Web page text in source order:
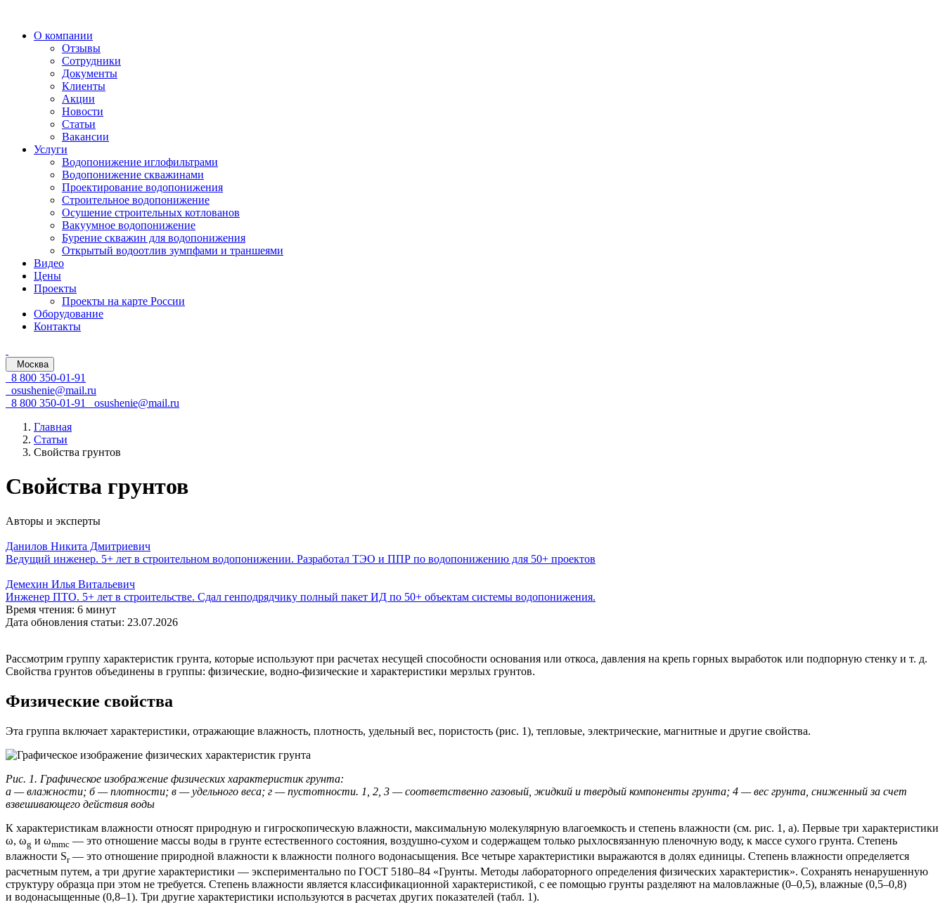
О компании
Отзывы
Сотрудники
Документы
Клиенты
Акции
Новости
Статьи
Вакансии
Услуги
Водопонижение иглофильтрами
Водопонижение скважинами
Проектирование водопонижения
Строительное водопонижение
Осушение строительных котлованов
Вакуумное водопонижение
Бурение скважин для водопонижения
Открытый водоотлив зумпфами и траншеями
Видео
Цены
Проекты
Проекты на карте России
Оборудование
Контакты
Москва
8 800 350-01-91
osushenie@mail.ru
8 800 350-01-91
osushenie@mail.ru
Главная
Статьи
Свойства грунтов
Свойства грунтов
Авторы и эксперты
Данилов Никита Дмитриевич
Ведущий инженер. 5+ лет в строительном водопонижении. Разработал ТЭО и ППР по водопонижению для 50+ проектов
Демехин Илья Витальевич
Инженер ПТО. 5+ лет в строительстве. Сдал генподрядчику полный пакет ИД по 50+ объектам системы водопонижения.
Время чтения: 6 минут
Дата обновления статьи: 23.07.2026
Рассмотрим группу характеристик грунта, которые используют при расчетах несущей способности основания или откоса, давления на крепь горных выработок или подпорную стенку и т. д.
Свойства грунтов объединены в группы: физические, водно-физические и характеристики мерзлых грунтов.
Физические свойства
Эта группа включает характеристики, отражающие влажность, плотность, удельный вес, пористость (рис. 1), тепловые, электрические, магнитные и другие свойства.
Рис. 1. Графическое изображение физических характеристик грунта:
а — влажности; б — плотности; в — удельного веса; г — пустотности. 1, 2, 3 — соответственно газовый, жидкий и твердый компоненты грунта; 4 — вес грунта, сниженный за счет
взвешивающего действия воды
К характеристикам влажности относят природную и гигроскопическую влажности, максимальную молекулярную влагоемкость и степень влажности (см. рис. 1, а). Первые три характеристики
ω, ωg и ωmmc — это отношение массы воды в грунте естественного состояния, воздушно-сухом и содержащем только рыхлосвязанную пленочную воду, к массе сухого грунта. Степень
влажности Sr— это отношение природной влажности к влажности полного водонасыщения. Все четыре характеристики выражаются в долях единицы. Степень влажности определяется
расчетным путем, а три другие характеристики — экспериментально по ГОСТ 5180–84 «Грунты. Методы лабораторного определения физических характеристик». Сохранять ненарушенную
структуру образца при этом не требуется. Степень влажности является классификационной характеристикой, с ее помощью грунты разделяют на маловлажные (0–0,5), влажные (0,5–0,8)
и водонасыщенные (0,8–1). Три другие характеристики используются в расчетах других показателей (табл. 1).